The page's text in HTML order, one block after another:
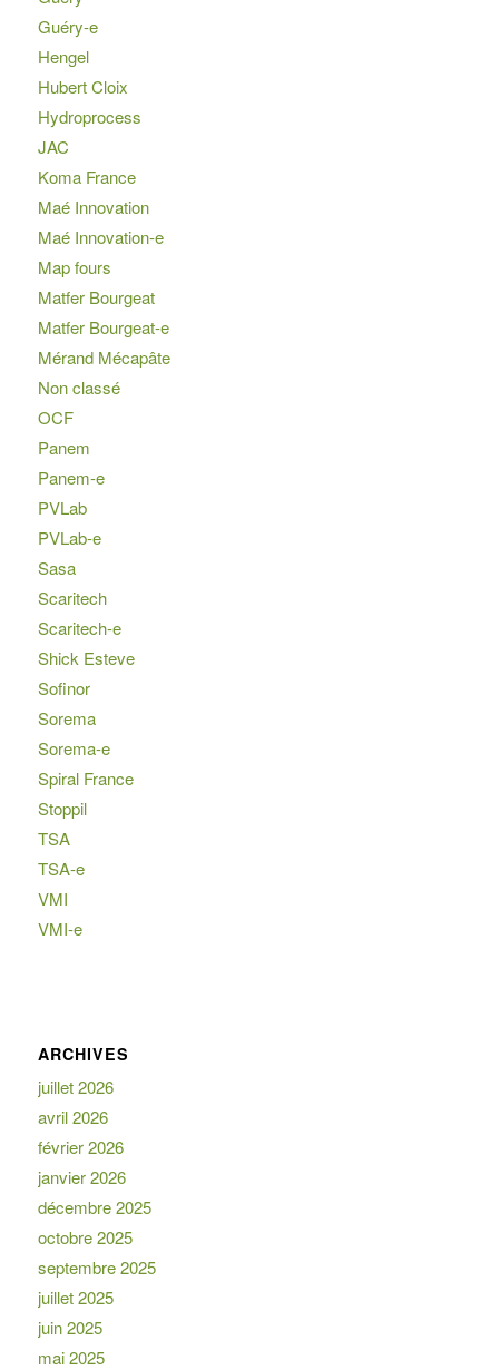
Guéry-e
Hengel
Hubert Cloix
Hydroprocess
JAC
Koma France
Maé Innovation
Maé Innovation-e
Map fours
Matfer Bourgeat
Matfer Bourgeat-e
Mérand Mécapâte
Non classé
OCF
Panem
Panem-e
PVLab
PVLab-e
Sasa
Scaritech
Scaritech-e
Shick Esteve
Sofinor
Sorema
Sorema-e
Spiral France
Stoppil
TSA
TSA-e
VMI
VMI-e
ARCHIVES
juillet 2026
avril 2026
février 2026
janvier 2026
décembre 2025
octobre 2025
septembre 2025
juillet 2025
juin 2025
mai 2025